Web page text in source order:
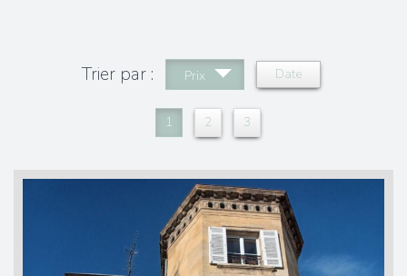
Trier par : Prix Date
1 2 3